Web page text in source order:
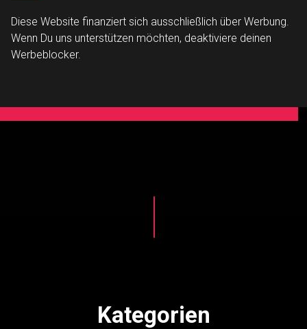
Diese Website finanziert sich ausschließlich über Werbung.
Wenn Du uns unterstützen möchten, deaktiviere deinen
Werbeblocker.
Kategorien